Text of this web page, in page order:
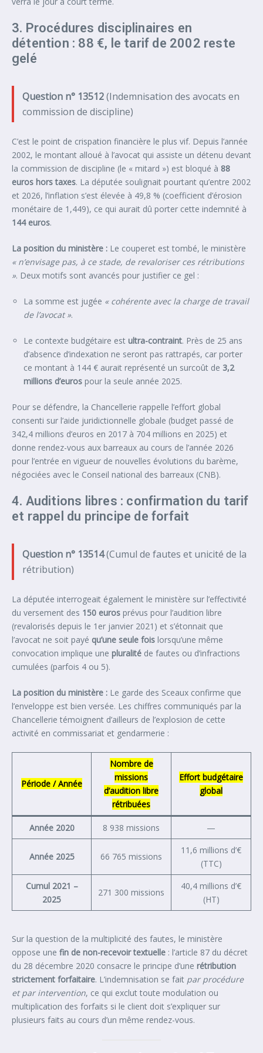
3. Procédures disciplinaires en
détention : 88 €, le tarif de 2002 reste
gelé
Question n° 13512(Indemnisation des avocats en
commission de discipline)
C’est le point de crispation financière le plus vif. Depuis l’année
2002, le montant alloué à l’avocat qui assiste un détenu devant
la commission de discipline (le « mitard ») est bloqué à 88
euros hors taxes. La députée soulignait pourtant qu’entre 2002
et 2026, l’inflation s’est élevée à 49,8 % (coefficient d’érosion
monétaire de 1,449), ce qui aurait dû porter cette indemnité à
144 euros.
La position du ministère : Le couperet est tombé, le ministère
« n’envisage pas, à ce stade, de revaloriser ces rétributions
». Deux motifs sont avancés pour justifier ce gel :
La somme est jugée « cohérente avec la charge de travail
de l’avocat ».
Le contexte budgétaire est ultra-contraint. Près de 25 ans
d’absence d’indexation ne seront pas rattrapés, car porter
ce montant à 144 € aurait représenté un surcoût de 3,2
millions d’euros pour la seule année 2025.
Pour se défendre, la Chancellerie rappelle l’effort global
consenti sur l’aide juridictionnelle globale (budget passé de
342,4 millions d’euros en 2017 à 704 millions en 2025) et
donne rendez-vous aux barreaux au cours de l’année 2026
pour l’entrée en vigueur de nouvelles évolutions du barème,
négociées avec le Conseil national des barreaux (CNB).
4. Auditions libres : confirmation du tarif
et rappel du principe de forfait
Question n° 13514(Cumul de fautes et unicité de la
rétribution)
La députée interrogeait également le ministère sur l’effectivité
du versement des 150 euros prévus pour l’audition libre
(revalorisés depuis le 1er janvier 2021) et s’étonnait que
l’avocat ne soit payé qu’une seule fois lorsqu’une même
convocation implique une pluralité de fautes ou d’infractions
cumulées (parfois 4 ou 5).
La position du ministère : Le garde des Sceaux confirme que
l’enveloppe est bien versée. Les chiffres communiqués par la
Chancellerie témoignent d’ailleurs de l’explosion de cette
activité en commissariat et gendarmerie :
Période / Année
Nombre de
missions
d’audition libre
rétribuées
Effort budgétaire
global
Année 2020 8 938 missions —
Année 2025 66 765 missions
11,6 millions d’€
(TTC)
Cumul 2021 –
2025
271 300 missions
40,4 millions d’€
(HT)
Sur la question de la multiplicité des fautes, le ministère
oppose une fin de non-recevoir textuelle : l’article 87 du décret
du 28 décembre 2020 consacre le principe d’une rétribution
strictement forfaitaire. L’indemnisation se fait par procédure
et par intervention, ce qui exclut toute modulation ou
multiplication des forfaits si le client doit s’expliquer sur
plusieurs faits au cours d’un même rendez-vous.